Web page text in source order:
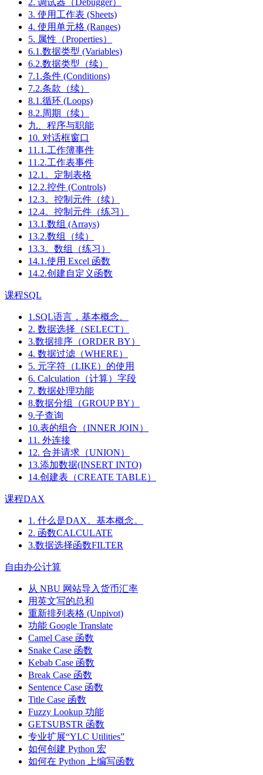
2. 调试器（Debugger）
3. 使用工作表 (Sheets)
4. 使用单元格 (Ranges)
5. 属性（Properties）
6.1.数据类型 (Variables)
6.2.数据类型（续）
7.1.条件 (Conditions)
7.2.条款（续）
8.1.循环 (Loops)
8.2.周期（续）
九、程序与职能
10. 对话框窗口
11.1.工作簿事件
11.2.工作表事件
12.1。定制表格
12.2.控件 (Controls)
12.3。控制元件（续）
12.4。控制元件（练习）
13.1.数组 (Arrays)
13.2.数组（续）
13.3。数组（练习）
14.1.使用 Excel 函数
14.2.创建自定义函数
课程SQL
1.SQL语言，基本概念。
2. 数据选择（SELECT）
3.数据排序（ORDER BY）
4. 数据过滤（WHERE）
5. 元字符（LIKE）的使用
6. Calculation（计算）字段
7. 数据处理功能
8.数据分组（GROUP BY）
9.子查询
10.表的组合（INNER JOIN）
11. 外连接
12. 合并请求（UNION）
13.添加数据(INSERT INTO)
14.创建表（CREATE TABLE）
课程DAX
1. 什么是DAX。基本概念。
2. 函数CALCULATE
3.数据选择函数FILTER
自由办公计算
从 NBU 网站导入货币汇率
用英文写的总和
重新排列表格 (Unpivot)
功能 Google Translate
Camel Case 函数
Snake Case 函数
Kebab Case 函数
Break Case 函数
Sentence Case 函数
Title Case 函数
Fuzzy Lookup 功能
GETSUBSTR 函数
专业扩展“YLC Utilities”
如何创建 Python 宏
如何在 Python 上编写函数